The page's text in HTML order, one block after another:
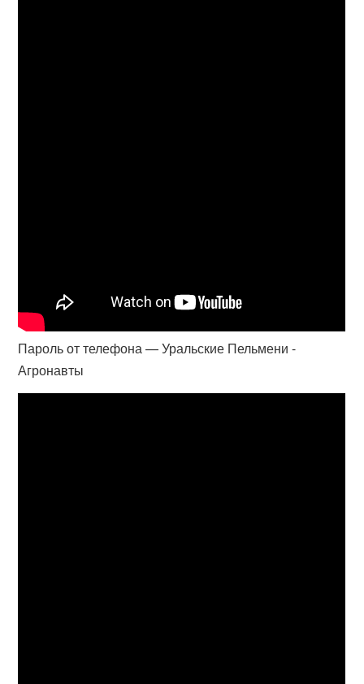
Пароль от телефона — Уральские Пельмени -
Агронавты